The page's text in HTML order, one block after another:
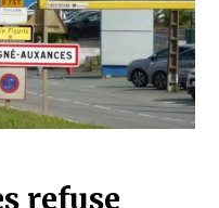
refuse